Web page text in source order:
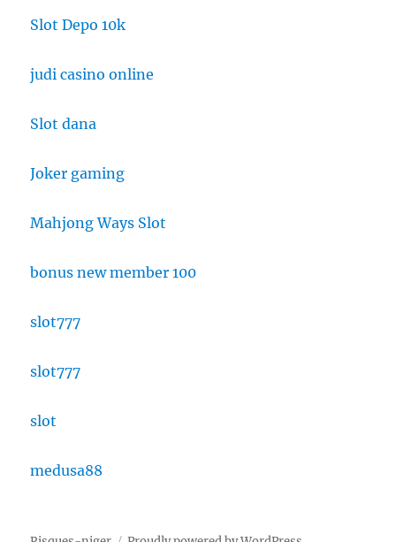
Slot Depo 10k
judi casino online
Slot dana
Joker gaming
Mahjong Ways Slot
bonus new member 100
slot777
slot777
slot
medusa88